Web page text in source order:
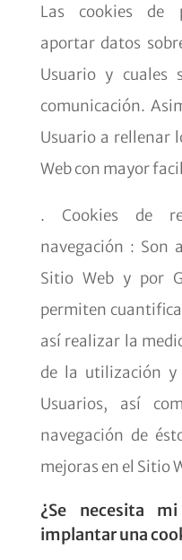
Las cookies de
aportar datos
Usuario y cuales
comunicación.
Usuario a rellenar
Web con mayor
. Cookies de
navegación : Son
Sitio Web y por
permiten
así realizar la
de la utilización y
Usuarios, así
navegación de
mejoras en el Sitio
¿Se necesita
implantar una